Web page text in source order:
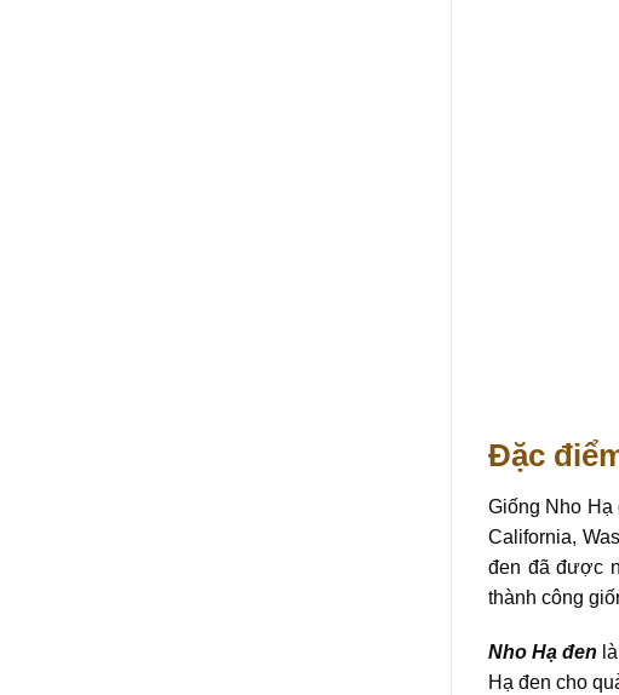
Đặc
Giống Nho
California,
đen đã được
thành công
Nho Hạ đen
Hạ đen cho